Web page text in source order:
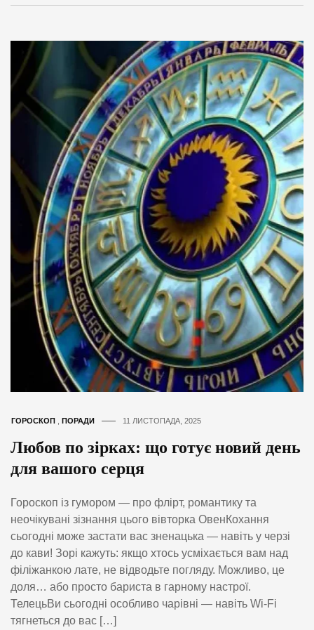
ГОРОСКОП ПОРАДИ 11 ЛИСТОПАДА, 2025
Любов по зірках: що готує новий день
для вашого серця
Гороскоп із гумором — про флірт, романтику та
неочікувані зізнання цього вівторка ОвенКохання
сьогодні може застати вас зненацька — навіть у черзі
до кави! Зорі кажуть: якщо хтось усміхається вам над
філіжанкою лате, не відводьте погляду. Можливо, це
доля… або просто бариста в гарному настрої.
ТелецьВи сьогодні особливо чарівні — навіть Wi-Fi
тягнеться до вас […]